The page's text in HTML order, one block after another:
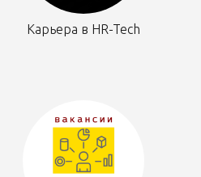
Карьера в HR-Tech